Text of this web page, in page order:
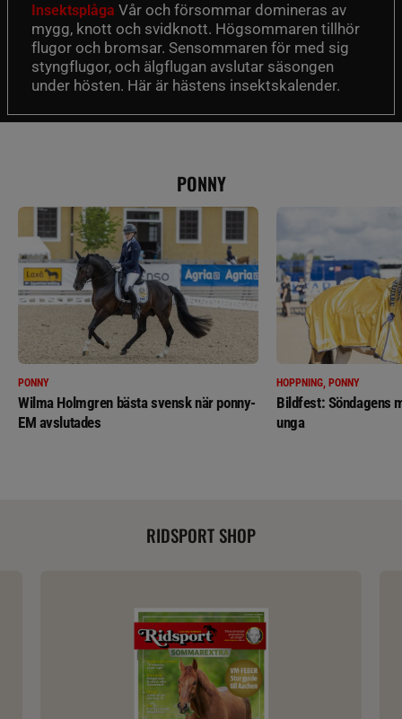
Insektsplåga Vår och försommar domineras av
mygg, knott och svidknott. Högsommaren tillhör
flugor och bromsar. Sensommaren för med sig
styngflugor, och älgflugan avslutar säsongen
under hösten. Här är hästens insektskalender.
PONNY
PONNY
Wilma Holmgren bästa svensk när ponny-
EM avslutades
HOPPNING, PONNY
Bildfest: Söndagens
unga
RIDSPORT SHOP